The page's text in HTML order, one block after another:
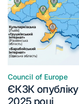
Council of Europe
ЄКЗК
2025 році